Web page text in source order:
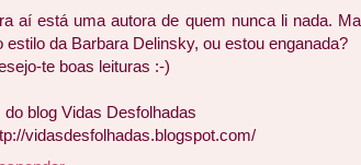
aí está uma autora de quem nunca li nada.
estilo da Barbara Delinsky, ou estou enganada?
te boas leituras :-)
do blog Vidas Desfolhadas
vidasdesfolhadas.blogspot.com/